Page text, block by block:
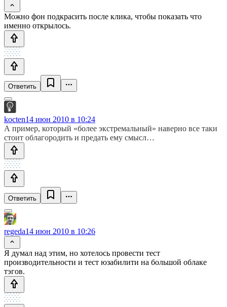
Можно фон подкрасить после клика, чтобы показать что
именно открылось.
Ответить
kocten14 июн 2010 в 10:24
А пример, который «более экстремальный» наверно все таки
стоит облагородить и предать ему смысл…
Ответить
regeda14 июн 2010 в 10:26
Я думал над этим, но хотелось провести тест
производительности и тест юзабилити на большой облаке
тэгов.